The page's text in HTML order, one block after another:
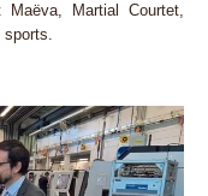
Maëva, Martial Courtet,
sports.